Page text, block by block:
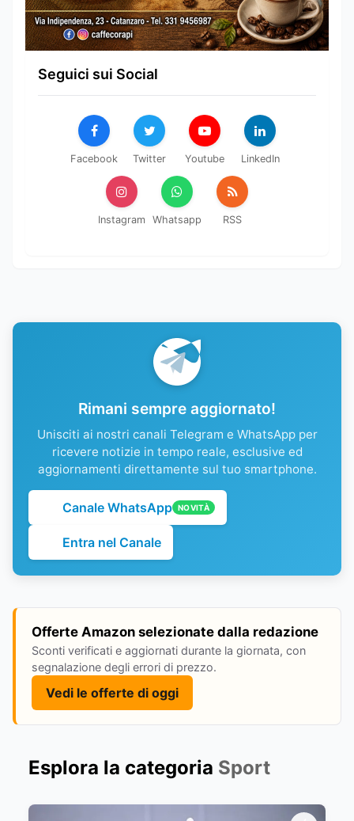
Seguici sui Social
Facebook Twitter Youtube LinkedIn
Instagram Whatsapp RSS
Rimani sempre aggiornato!
Unisciti ai nostri canali Telegram e WhatsApp per
ricevere notizie in tempo reale, esclusive ed
aggiornamenti direttamente sul tuo smartphone.
Canale WhatsApp NOVITÀ
Entra nel Canale
Offerte Amazon selezionate dalla redazione
Sconti verificati e aggiornati durante la giornata, con
segnalazione degli errori di prezzo.
Vedi le offerte di oggi
Esplora la categoria Sport